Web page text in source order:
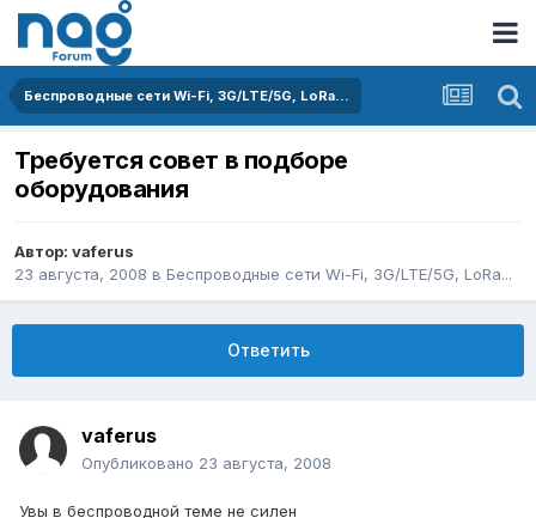
Беспроводные сети Wi-Fi, 3G/LTE/5G, LoRa...
Требуется совет в подборе
оборудования
Автор: vaferus
23 августа, 2008 в Беспроводные сети Wi-Fi, 3G/LTE/5G, LoRa...
Ответить
vaferus
Опубликовано 23 августа, 2008
Увы в беспроводной теме не силен